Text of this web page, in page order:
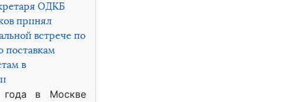
ОДКБ
принял
встрече по
поставкам
в
в Москве